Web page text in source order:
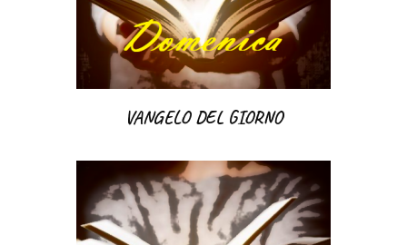
VANGELO DEL GIORNO